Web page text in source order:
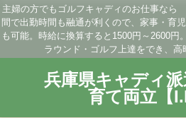
主婦の方でもゴルフキャディのお仕事な
間で出勤時間も融通が利くので、家事・育
も可能。時給に換算すると1500円～2600円
ラウンド・ゴルフ上達をでき、高
兵庫県キャディ
育て両立【